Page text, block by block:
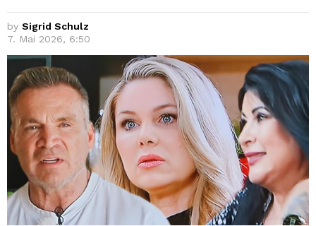
by Sigrid Schulz
7. Mai 2026, 6:50